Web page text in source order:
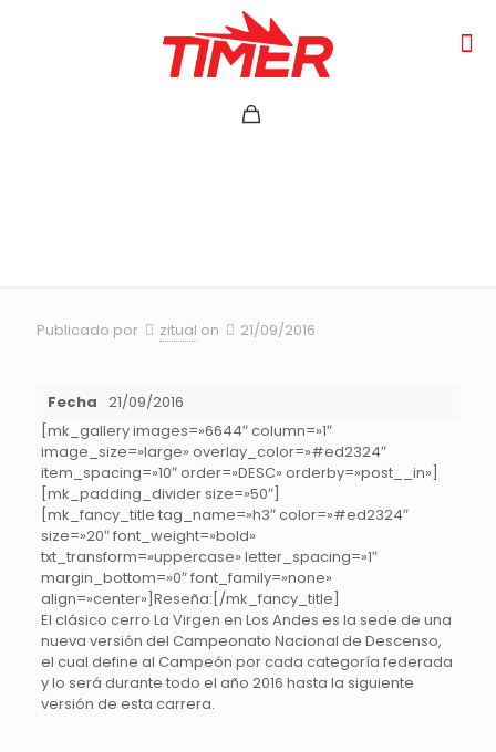
Publicado por zitual on 21/09/2016
Fecha 21/09/2016
[mk_gallery images=»6644″ column=»1″
image_size=»large» overlay_color=»#ed2324″
item_spacing=»10″ order=»DESC» orderby=»post__in»]
[mk_padding_divider size=»50″]
[mk_fancy_title tag_name=»h3″ color=»#ed2324″
size=»20″ font_weight=»bold»
txt_transform=»uppercase» letter_spacing=»1″
margin_bottom=»0″ font_family=»none»
align=»center»]Reseña:[/mk_fancy_title]
El clásico cerro La Virgen en Los Andes es la sede de una
nueva versión del Campeonato Nacional de Descenso,
el cual define al Campeón por cada categoría federada
y lo será durante todo el año 2016 hasta la siguiente
versión de esta carrera.